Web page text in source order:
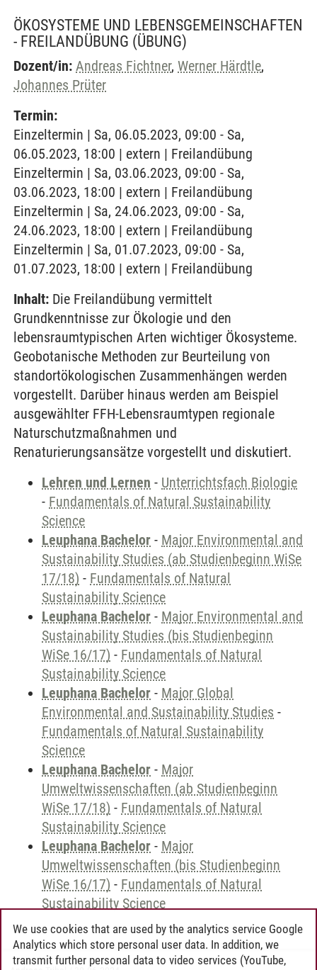
ÖKOSYSTEME UND LEBENSGEMEINSCHAFTEN
- FREILANDÜBUNG (ÜBUNG)
Dozent/in: Andreas Fichtner, Werner Härdtle,
Johannes Prüter
Termin:
Einzeltermin | Sa, 06.05.2023, 09:00 - Sa,
06.05.2023, 18:00 | extern | Freilandübung
Einzeltermin | Sa, 03.06.2023, 09:00 - Sa,
03.06.2023, 18:00 | extern | Freilandübung
Einzeltermin | Sa, 24.06.2023, 09:00 - Sa,
24.06.2023, 18:00 | extern | Freilandübung
Einzeltermin | Sa, 01.07.2023, 09:00 - Sa,
01.07.2023, 18:00 | extern | Freilandübung
Inhalt: Die Freilandübung vermittelt
Grundkenntnisse zur Ökologie und den
lebensraumtypischen Arten wichtiger Ökosysteme.
Geobotanische Methoden zur Beurteilung von
standortökologischen Zusammenhängen werden
vorgestellt. Darüber hinaus werden am Beispiel
ausgewählter FFH-Lebensraumtypen regionale
Naturschutzmaßnahmen und
Renaturierungsansätze vorgestellt und diskutiert.
Lehren und Lernen - Unterrichtsfach Biologie
- Fundamentals of Natural Sustainability
Science
Leuphana Bachelor - Major Environmental and
Sustainability Studies (ab Studienbeginn WiSe
17/18) - Fundamentals of Natural
Sustainability Science
Leuphana Bachelor - Major Environmental and
Sustainability Studies (bis Studienbeginn
WiSe 16/17) - Fundamentals of Natural
Sustainability Science
Leuphana Bachelor - Major Global
Environmental and Sustainability Studies -
Fundamentals of Natural Sustainability
Science
Leuphana Bachelor - Major
Umweltwissenschaften (ab Studienbeginn
WiSe 17/18) - Fundamentals of Natural
Sustainability Science
Leuphana Bachelor - Major
Umweltwissenschaften (bis Studienbeginn
WiSe 16/17) - Fundamentals of Natural
Sustainability Science
We use cookies that are used by the analytics service Google
Analytics which store personal user data. In addition, we
transmit further personal data to video services (YouTube,